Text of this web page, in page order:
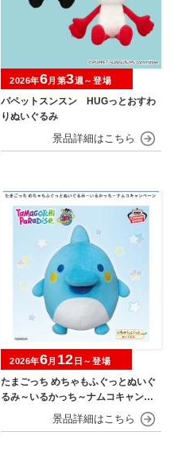
パペットスンスン HUGっとおすわ
りぬいぐるみ
2026年6月第3週～登場
たまごっち めちゃもふぐっとぬいぐ
るみ～いるかっち～ナムコキャンペ
2026年6月 12 日～登場